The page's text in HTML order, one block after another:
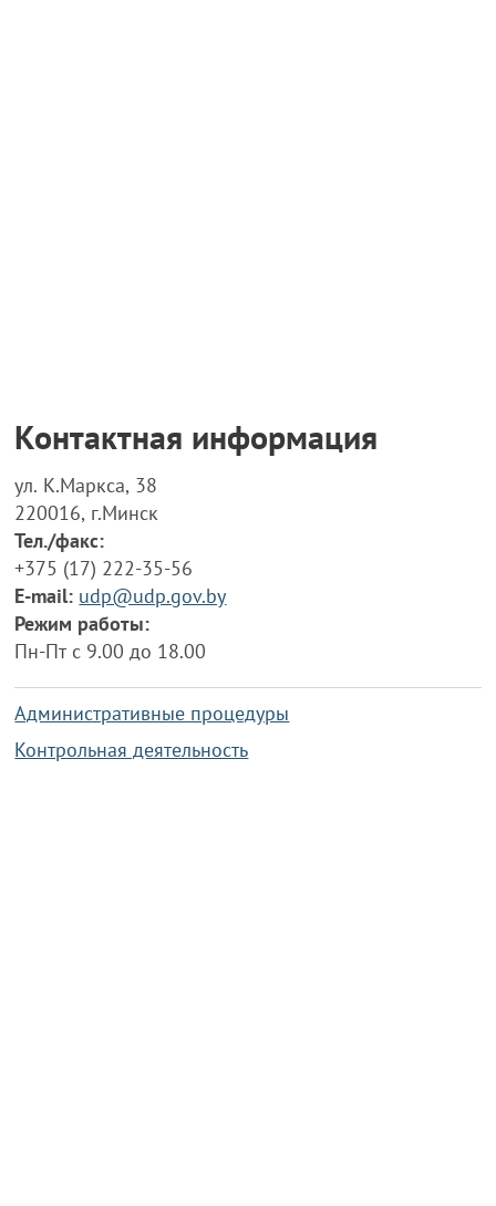
Контактная информация
ул. К.Маркса, 38
220016, г.Минск
Тел./факс:
+375 (17) 222-35-56
E-mail: udp@udp.gov.by
Режим работы:
Пн-Пт с 9.00 до 18.00
Административные процедуры
Контрольная деятельность